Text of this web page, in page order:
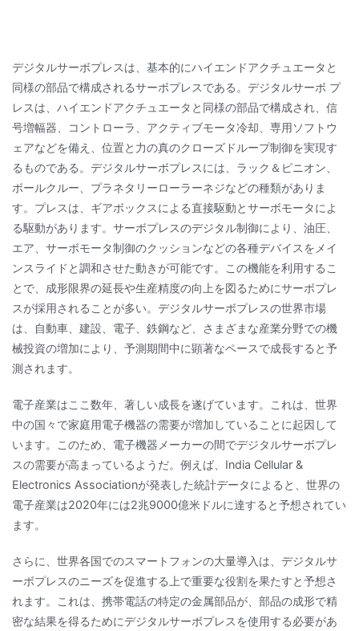
デジタルサーボプレスは、基本的にハイエンドアクチュエータと
同様の部品で構成されるサーボプレスである。デジタルサーボ プ
レスは、ハイエンドアクチュエータと同様の部品で構成され、信
号増幅器、コントローラ、アクティブモータ冷却、専用ソフトウ
ェアなどを備え、位置と力の真のクローズドループ制御を実現す
るものである。デジタルサーボプレスには、ラック＆ピニオン、
ボールクルー、プラネタリーローラーネジなどの種類がありま
す。プレスは、ギアボックスによる直接駆動とサーボモータによ
る駆動があります。サーボプレスのデジタル制御により、油圧、
エア、サーボモータ制御のクッションなどの各種デバイスをメイ
ンスライドと調和させた動きが可能です。この機能を利用するこ
とで、成形限界の延長や生産精度の向上を図るためにサーボプレ
スが採用されることが多い。デジタルサーボプレスの世界市場
は、自動車、建設、電子、鉄鋼など、さまざまな産業分野での機
械投資の増加により、予測期間中に顕著なペースで成長すると予
測されます。
電子産業はここ数年、著しい成長を遂げています。これは、世界
中の国々で家庭用電子機器の需要が増加していることに起因して
います。このため、電子機器メーカーの間でデジタルサーボプレ
スの需要が高まっているようだ。例えば、India Cellular &
Electronics Associationが発表した統計データによると、世界の
電子産業は2020年には2兆9000億米ドルに達すると予想されてい
ます。
さらに、世界各国でのスマートフォンの大量導入は、デジタルサ
ーボプレスのニーズを促進する上で重要な役割を果たすと予想さ
れます。これは、携帯電話の特定の金属部品が、部品の成形で精
密な結果を得るためにデジタルサーボプレスを使用する必要があ